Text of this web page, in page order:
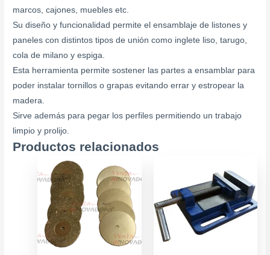
marcos, cajones, muebles etc.
Su diseño y funcionalidad permite el ensamblaje de listones y
paneles con distintos tipos de unión como inglete liso, tarugo,
cola de milano y espiga.
Esta herramienta permite sostener las partes a ensamblar para
poder instalar tornillos o grapas evitando errar y estropear la
madera.
Sirve además para pegar los perfiles permitiendo un trabajo
limpio y prolijo.
Productos relacionados